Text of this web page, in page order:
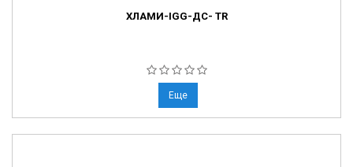
ХЛАМИ-IGG-ДС- TR
Еще